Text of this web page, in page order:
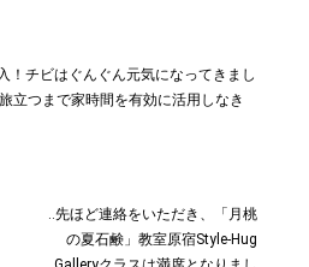
‥先ほど連絡をいただき、「月桃
の夏石鹸」教室原宿Style-Hug